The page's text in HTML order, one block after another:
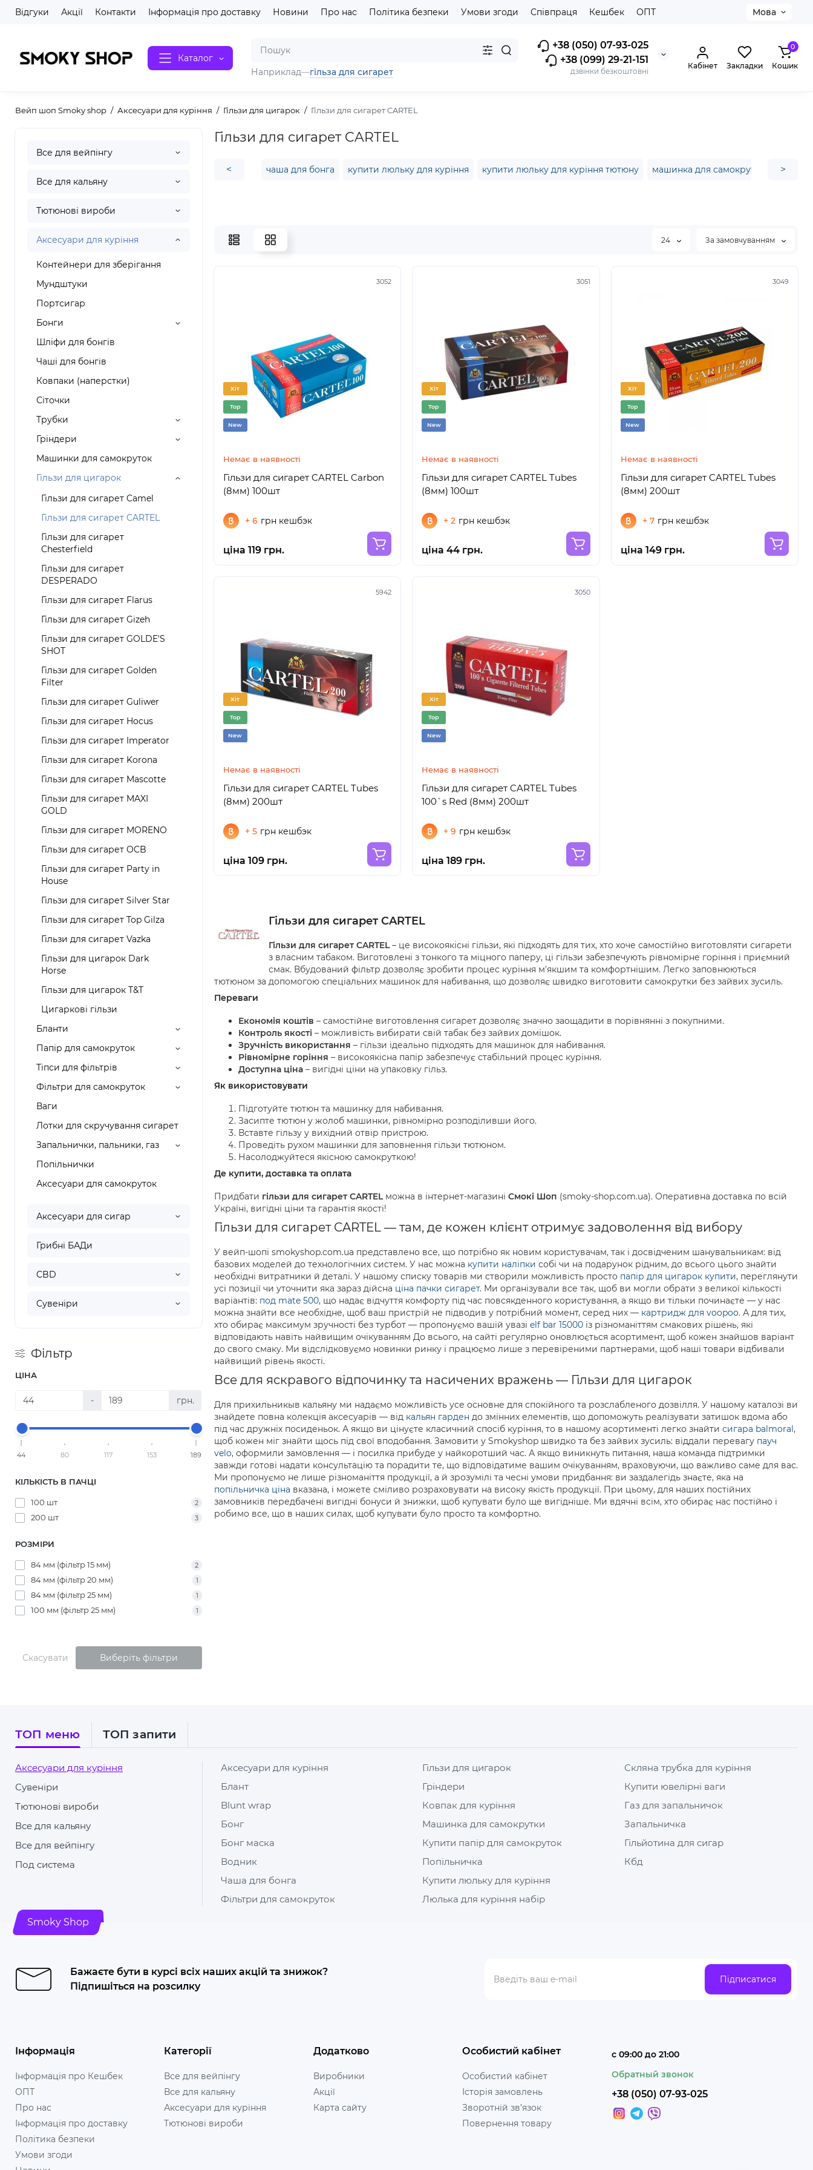
Відгуки Акції Контакти Інформація про доставку Новини Про нас Політика безпеки Умови згоди Співпраця Кешбек ОПТ Мова
Каталог
+38 (050) 07-93-025
+38 (099) 29-21-151
дзвінки безкоштовні
Наприклад—гільза для сигарет
Кабінет Закладки
0
Кошик
Вейп шоп Smoky shop Аксесуари для куріння Гільзи для цигарок Гільзи для сигарет CARTEL
Все для вейпінгу
Все для кальяну
Тютюнові вироби
Аксесуари для куріння
Контейнери для зберігання
Мундштуки
Портсигар
Бонги
Шліфи для бонгів
Чаші для бонгів
Ковпаки (наперстки)
Сіточки
Трубки
Гріндери
Машинки для самокруток
Гільзи для цигарок
Гільзи для сигарет Camel
Гільзи для сигарет CARTEL
Гільзи для сигарет
Chesterfield
Гільзи для сигарет
DESPERADO
Гільзи для сигарет Flarus
Гільзи для сигарет Gizeh
Гільзи для сигарет GOLDE'S
SHOT
Гільзи для сигарет Golden
Filter
Гільзи для сигарет Guliwer
Гільзи для сигарет Hocus
Гільзи для сигарет Imperator
Гільзи для сигарет Korona
Гільзи для сигарет Mascotte
Гільзи для сигарет MAXI
GOLD
Гільзи для сигарет MORENO
Гільзи для сигарет OCB
Гільзи для сигарет Party in
House
Гільзи для сигарет Silver Star
Гільзи для сигарет Top Gilza
Гільзи для сигарет Vazka
Гільзи для цигарок Dark
Horse
Гільзи для цигарок T&T
Цигаркові гільзи
Бланти
Папір для самокруток
Тіпси для фільтрів
Фільтри для самокруток
Ваги
Лотки для скручування сигарет
Запальнички, пальники, газ
Попільнички
Аксесуари для самокруток
Аксесуари для сигар
Грибні БАДи
CBD
Сувеніри
Фільтр
ЦІНА
- грн.
44 80 117 153 189
КІЛЬКІСТЬ В ПАЧЦІ
100 шт 2
200 шт 3
РОЗМІРИ
84 мм (фільтр 15 мм) 2
84 мм (фільтр 20 мм) 1
84 мм (фільтр 25 мм) 1
100 мм (фільтр 25 мм) 1
Скасувати Виберіть фільтри
Гільзи для сигарет CARTEL
< чаша для бонга купити люльку для куріння купити люльку для куріння тютюну машинка для самокруток київ
>
24 За замовчуванням
3052
Хіт
Top
New
Немає в наявності
Гільзи для сигарет CARTEL Carbon
(8мм) 100шт
+ 6 грн кешбэк
ціна 119 грн.
3051
Хіт
Top
New
Немає в наявності
Гільзи для сигарет CARTEL Tubes
(8мм) 100шт
+ 2 грн кешбэк
ціна 44 грн.
3049
Хіт
Top
New
Немає в наявності
Гільзи для сигарет CARTEL Tubes
(8мм) 200шт
+ 7 грн кешбэк
ціна 149 грн.
5942
Хіт
Top
New
Немає в наявності
Гільзи для сигарет CARTEL Tubes
(8мм) 200шт
+ 5 грн кешбэк
ціна 109 грн.
3050
Хіт
Top
New
Немає в наявності
Гільзи для сигарет CARTEL Tubes
100`s Red (8мм) 200шт
+ 9 грн кешбэк
ціна 189 грн.
Гільзи для сигарет CARTEL
Гільзи для сигарет CARTEL– це високоякісні гільзи, які підходять для тих, хто хоче самостійно виготовляти сигарети
з власним табаком. Виготовлені з тонкого та міцного паперу, ці гільзи забезпечують рівномірне горіння і приємний
смак. Вбудований фільтр дозволяє зробити процес куріння м'якшим та комфортнішим. Легко заповнюються
тютюном за допомогою спеціальних машинок для набивання, що дозволяє швидко виготовити самокрутки без зайвих зусиль.
Переваги
Економія коштів – самостійне виготовлення сигарет дозволяє значно заощадити в порівнянні з покупними.
Контроль якості – можливість вибирати свій табак без зайвих домішок.
Зручність використання – гільзи ідеально підходять для машинок для набивання.
Рівномірне горіння – високоякісна папір забезпечує стабільний процес куріння.
Доступна ціна– вигідні ціни на упаковку гільз.
Як використовувати
Підготуйте тютюн та машинку для набивання.
Засипте тютюн у жолоб машинки, рівномірно розподіливши його.
Вставте гільзу у вихідний отвір пристрою.
Проведіть рухом машинки для заповнення гільзи тютюном.
Насолоджуйтеся якісною самокруткою!
Де купити, доставка та оплата
Придбати гільзи для сигарет CARTELможна в інтернет-магазині Смокі Шоп (smoky-shop.com.ua). Оперативна доставка по всій
Україні, вигідні ціни та гарантія якості!
Гільзи для сигарет CARTEL — там, де кожен клієнт отримує задоволення від вибору
У вейп-шопі smokyshop.com.ua представлено все, що потрібно як новим користувачам, так і досвідченим шанувальникам: від
базових моделей до технологічних систем. У нас можна купити наліпки собі чи на подарунок рідним, до всього цього знайти
необхідні витратники й деталі. У нашому списку товарів ми створили можливість просто папір для цигарок купити, переглянути
усі позиції чи уточнити яка зараз дійсна ціна пачки сигарет. Ми організували все так, щоб ви могли обрати з великої кількості
варіантів: под mate 500, що надає відчуття комфорту під час повсякденного користування, а якщо ви тільки починаєте — у нас
можна знайти все необхідне, щоб ваш пристрій не підводив у потрібний момент, серед них — картридж для voopoo. А для тих,
хто обирає максимум зручності без турбот — пропонуємо вашій увазі elf bar 15000із різноманіттям смакових рішень, які
відповідають навіть найвищим очікуванням До всього, на сайті регулярно оновлюється асортимент, щоб кожен знайшов варіант
до свого смаку. Ми відслідковуємо новинки ринку і працюємо лише з перевіреними партнерами, щоб наші товари відбивали
найвищий рівень якості.
Все для яскравого відпочинку та насичених вражень — Гільзи для цигарок
Для прихильникыв кальяну ми надаємо можливість усе основне для спокійного та розслабленого дозвілля. У нашому каталозі ви
знайдете повна колекція аксесуарів — від кальян гарден до змінних елементів, що допоможуть реалізувати затишок вдома або
під час дружніх посиденьок. А якщо ви цінуєте класичний спосіб куріння, то в нашому асортименті легко знайти сигара balmoral ,
щоб кожен міг знайти щось під свої вподобання. Замовити у Smokyshop швидко та без зайвих зусиль: віддали перевагу пауч
velo, оформили замовлення — і посилка прибуде у найкоротший час. А якщо виникнуть питання, наша команда підтримки
завжди готові надати консультацію та порадити те, що відповідатиме вашим очікуванням, враховуючи, що важливо саме для вас.
Ми пропонуємо не лише різноманіття продукції, а й зрозумілі та чесні умови придбання: ви заздалегідь знаєте, яка на
попільничка ціна вказана, і можете сміливо розраховувати на високу якість продукції. При цьому, для наших постійних
замовників передбачені вигідні бонуси й знижки, щоб купувати було ще вигідніше. Ми вдячні всім, хто обирає нас постійно і
робимо все, що в наших силах, щоб купувати було просто та комфортно.
ТОП меню ТОП запити
Аксесуари для куріння
Сувеніри
Тютюнові вироби
Все для кальяну
Все для вейпінгу
Под система
Аксесуари для куріння
Блант
Blunt wrap
Бонг
Бонг маска
Водник
Чаша для бонга
Фільтри для самокруток
Гільзи для цигарок
Гріндери
Ковпак для куріння
Машинка для самокрутки
Купити папір для самокруток
Попільничка
Купити люльку для куріння
Люлька для куріння набір
Скляна трубка для куріння
Купити ювелірні ваги
Газ для запальничок
Запальничка
Гільйотина для сигар
Кбд
Smoky Shop
Бажаєте бути в курсі всіх наших акцій та знижок?
Підпишіться на розсилку
Підписатися
Інформація
Інформація про Кешбек
ОПТ
Про нас
Інформація про доставку
Політика безпеки
Умови згоди
Категорії
Все для вейпінгу
Все для кальяну
Аксесуари для куріння
Тютюнові вироби
Додатково
Виробники
Акції
Карта сайту
Особистий кабінет
Особистий кабінет
Історія замовлень
Зворотній зв’язок
Повернення товару
с 09:00 до 21:00
Обратный звонок
+38 (050) 07-93-025